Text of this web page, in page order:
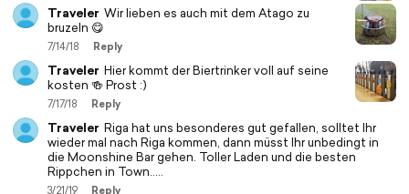
Traveler Wir lieben es auch mit dem Atago zu
bruzeln 😋
7/14/18 Reply
Traveler Hier kommt der Biertrinker voll auf seine
kosten 🍻 Prost :)
7/17/18 Reply
Traveler Riga hat uns besonderes gut gefallen, solltet Ihr
wieder mal nach Riga kommen, dann müsst Ihr unbedingt in
die Moonshine Bar gehen. Toller Laden und die besten
Rippchen in Town.….
3/21/19 Reply